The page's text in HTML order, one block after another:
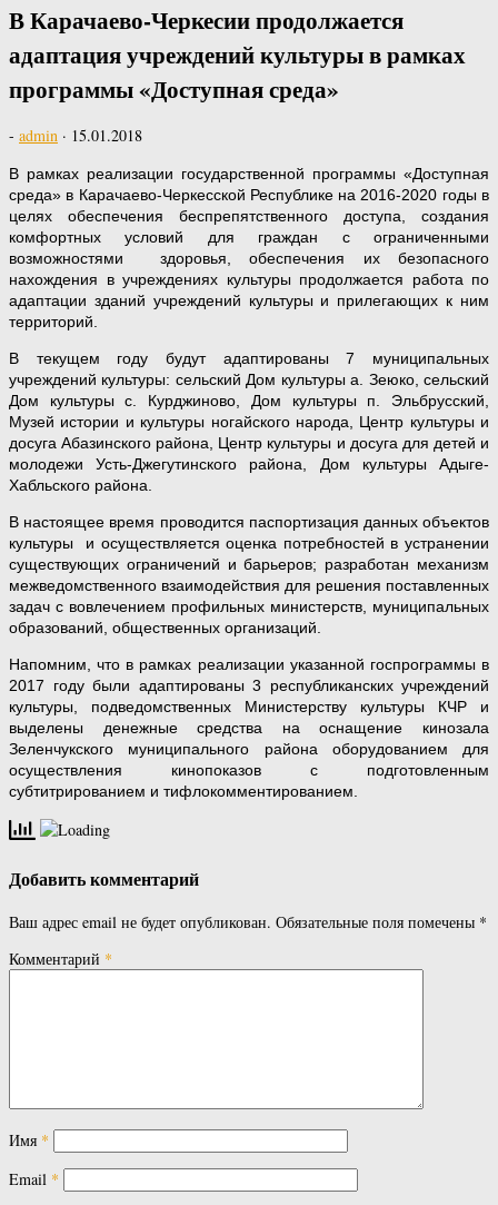
В Карачаево-Черкесии продолжается
адаптация учреждений культуры в рамках
программы «Доступная среда»
- admin · 15.01.2018
В рамках реализации государственной программы «Доступная
среда» в Карачаево-Черкесской Республике на 2016-2020 годы в
целях обеспечения беспрепятственного доступа, создания
комфортных условий для граждан с ограниченными
возможностями здоровья, обеспечения их безопасного
нахождения в учреждениях культуры продолжается работа по
адаптации зданий учреждений культуры и прилегающих к ним
территорий.
В текущем году будут адаптированы 7 муниципальных
учреждений культуры: сельский Дом культуры а. Зеюко, сельский
Дом культуры с. Курджиново, Дом культуры п. Эльбрусский,
Музей истории и культуры ногайского народа, Центр культуры и
досуга Абазинского района, Центр культуры и досуга для детей и
молодежи Усть-Джегутинского района, Дом культуры Адыге-
Хабльского района.
В настоящее время проводится паспортизация данных объектов
культуры и осуществляется оценка потребностей в устранении
существующих ограничений и барьеров; разработан механизм
межведомственного взаимодействия для решения поставленных
задач с вовлечением профильных министерств, муниципальных
образований, общественных организаций.
Напомним, что в рамках реализации указанной госпрограммы в
2017 году были адаптированы 3 республиканских учреждений
культуры, подведомственных Министерству культуры КЧР и
выделены денежные средства на оснащение кинозала
Зеленчукского муниципального района оборудованием для
осуществления кинопоказов с подготовленным
субтитрированием и тифлокомментированием.
Добавить комментарий
Ваш адрес email не будет опубликован. Обязательные поля помечены *
Комментарий *
Имя *
Email *